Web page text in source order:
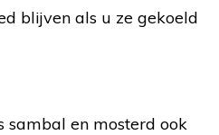
blijven als u ze gekoeld
sambal en mosterd ook